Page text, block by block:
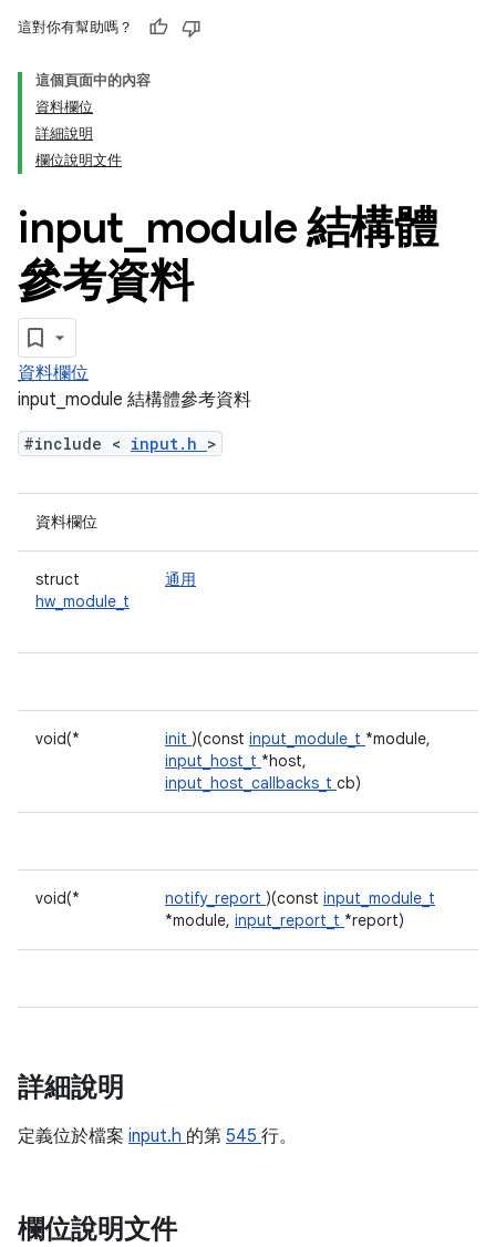
這對你有幫助嗎？
這個頁面中的內容
資料欄位
詳細說明
欄位說明文件
input module 結構體
參考資料
資料欄位
input_module 結構體參考資料
#include < input.h >
資料欄位
struct
hw_module_t
通用
void(* init )(const input_module_t *module,
input_host_t *host,
input_host_callbacks_t cb)
void(* notify_report )(const input_module_t
*module, input_report_t *report)
詳細說明
定義位於檔案 input.h 的第 545 行。
欄位說明文件